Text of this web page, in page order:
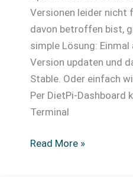
Versionen leider nicht
davon betroffen bist,
simple Lösung:
Version updaten und
Stable. Oder einfach
Per DietPi-Dashboard
Terminal
Wenn
Read More »